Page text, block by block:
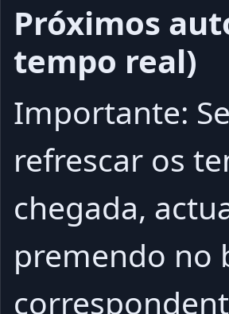
Próximos
tempo real)
Importante:
refrescar os
chegada,
premendo no